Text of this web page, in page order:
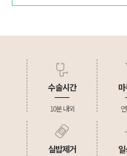
수술시간
10분 내외
실밥제거